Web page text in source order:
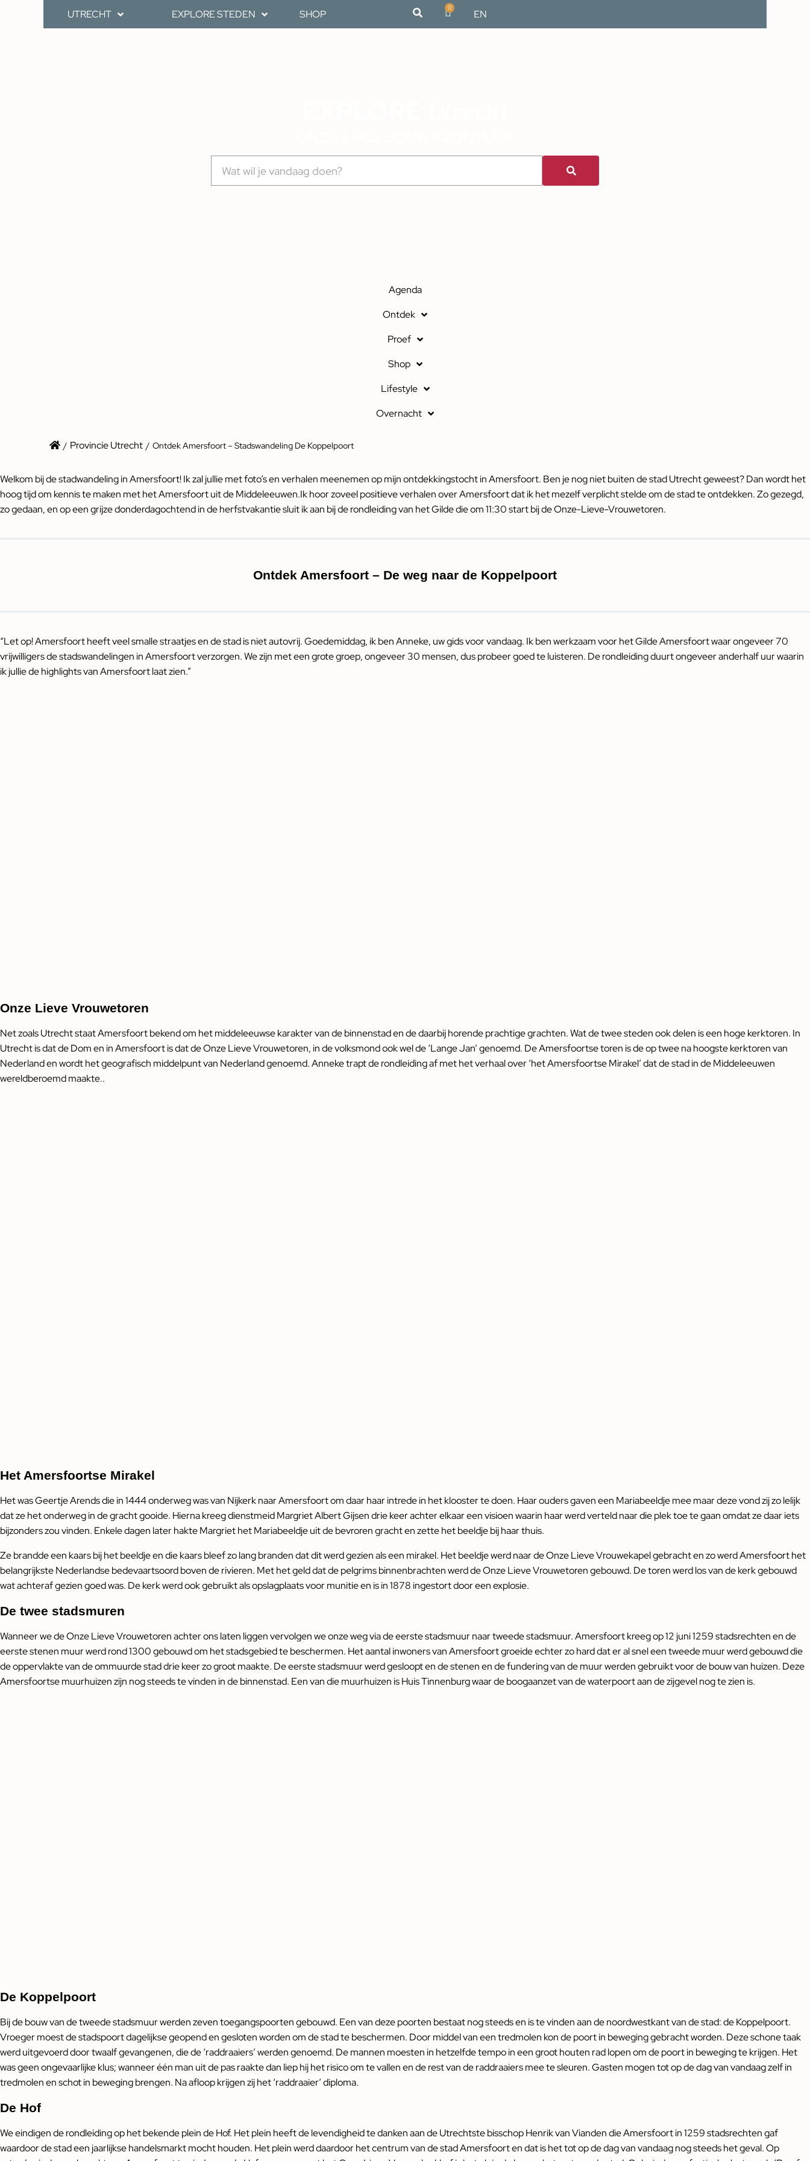
UTRECHT EXPLORE STEDEN SHOP
0
EN
Agenda
Ontdek
Proef
Shop
Lifestyle
Overnacht
/ Provincie Utrecht / Ontdek Amersfoort – Stadswandeling De Koppelpoort
Welkom bij de stadwandeling in Amersfoort! Ik zal jullie met foto’s en verhalen meenemen op mijn ontdekkingstocht in Amersfoort. Ben je nog niet buiten de stad Utrecht geweest? Dan wordt het
hoog tijd om kennis te maken met het Amersfoort uit de Middeleeuwen.Ik hoor zoveel positieve verhalen over Amersfoort dat ik het mezelf verplicht stelde om de stad te ontdekken. Zo gezegd,
zo gedaan, en op een grijze donderdagochtend in de herfstvakantie sluit ik aan bij de rondleiding van het Gilde die om 11:30 start bij de Onze-Lieve-Vrouwetoren.
Ontdek Amersfoort – De weg naar de Koppelpoort
“Let op! Amersfoort heeft veel smalle straatjes en de stad is niet autovrij. Goedemiddag, ik ben Anneke, uw gids voor vandaag. Ik ben werkzaam voor het Gilde Amersfoort waar ongeveer 70
vrijwilligers de stadswandelingen in Amersfoort verzorgen. We zijn met een grote groep, ongeveer 30 mensen, dus probeer goed te luisteren. De rondleiding duurt ongeveer anderhalf uur waarin
ik jullie de highlights van Amersfoort laat zien.”
Onze Lieve Vrouwetoren
Net zoals Utrecht staat Amersfoort bekend om het middeleeuwse karakter van de binnenstad en de daarbij horende prachtige grachten. Wat de twee steden ook delen is een hoge kerktoren. In
Utrecht is dat de Dom en in Amersfoort is dat de Onze Lieve Vrouwetoren, in de volksmond ook wel de ‘Lange Jan’ genoemd. De Amersfoortse toren is de op twee na hoogste kerktoren van
Nederland en wordt het geografisch middelpunt van Nederland genoemd. Anneke trapt de rondleiding af met het verhaal over ‘het Amersfoortse Mirakel’ dat de stad in de Middeleeuwen
wereldberoemd maakte..
Het Amersfoortse Mirakel
Het was Geertje Arends die in 1444 onderweg was van Nijkerk naar Amersfoort om daar haar intrede in het klooster te doen. Haar ouders gaven een Mariabeeldje mee maar deze vond zij zo lelijk
dat ze het onderweg in de gracht gooide. Hierna kreeg dienstmeid Margriet Albert Gijsen drie keer achter elkaar een visioen waarin haar werd verteld naar die plek toe te gaan omdat ze daar iets
bijzonders zou vinden. Enkele dagen later hakte Margriet het Mariabeeldje uit de bevroren gracht en zette het beeldje bij haar thuis.
Ze brandde een kaars bij het beeldje en die kaars bleef zo lang branden dat dit werd gezien als een mirakel. Het beeldje werd naar de Onze Lieve Vrouwekapel gebracht en zo werd Amersfoort het
belangrijkste Nederlandse bedevaartsoord boven de rivieren. Met het geld dat de pelgrims binnenbrachten werd de Onze Lieve Vrouwetoren gebouwd. De toren werd los van de kerk gebouwd
wat achteraf gezien goed was. De kerk werd ook gebruikt als opslagplaats voor munitie en is in 1878 ingestort door een explosie.
De twee stadsmuren
Wanneer we de Onze Lieve Vrouwetoren achter ons laten liggen vervolgen we onze weg via de eerste stadsmuur naar tweede stadsmuur. Amersfoort kreeg op 12 juni 1259 stadsrechten en de
eerste stenen muur werd rond 1300 gebouwd om het stadsgebied te beschermen. Het aantal inwoners van Amersfoort groeide echter zo hard dat er al snel een tweede muur werd gebouwd die
de oppervlakte van de ommuurde stad drie keer zo groot maakte. De eerste stadsmuur werd gesloopt en de stenen en de fundering van de muur werden gebruikt voor de bouw van huizen. Deze
Amersfoortse muurhuizen zijn nog steeds te vinden in de binnenstad. Een van die muurhuizen is Huis Tinnenburg waar de boogaanzet van de waterpoort aan de zijgevel nog te zien is.
De Koppelpoort
Bij de bouw van de tweede stadsmuur werden zeven toegangspoorten gebouwd. Een van deze poorten bestaat nog steeds en is te vinden aan de noordwestkant van de stad: de Koppelpoort.
Vroeger moest de stadspoort dagelijkse geopend en gesloten worden om de stad te beschermen. Door middel van een tredmolen kon de poort in beweging gebracht worden. Deze schone taak
werd uitgevoerd door twaalf gevangenen, die de ‘raddraaiers’ werden genoemd. De mannen moesten in hetzelfde tempo in een groot houten rad lopen om de poort in beweging te krijgen. Het
was geen ongevaarlijke klus; wanneer één man uit de pas raakte dan liep hij het risico om te vallen en de rest van de raddraaiers mee te sleuren. Gasten mogen tot op de dag van vandaag zelf in
tredmolen en schot in beweging brengen. Na afloop krijgen zij het ‘raddraaier’ diploma.
De Hof
We eindigen de rondleiding op het bekende plein de Hof. Het plein heeft de levendigheid te danken aan de Utrechtste bisschop Henrik van Vianden die Amersfoort in 1259 stadsrechten gaf
waardoor de stad een jaarlijkse handelsmarkt mocht houden. Het plein werd daardoor het centrum van de stad Amersfoort en dat is het tot op de dag van vandaag nog steeds het geval. Op